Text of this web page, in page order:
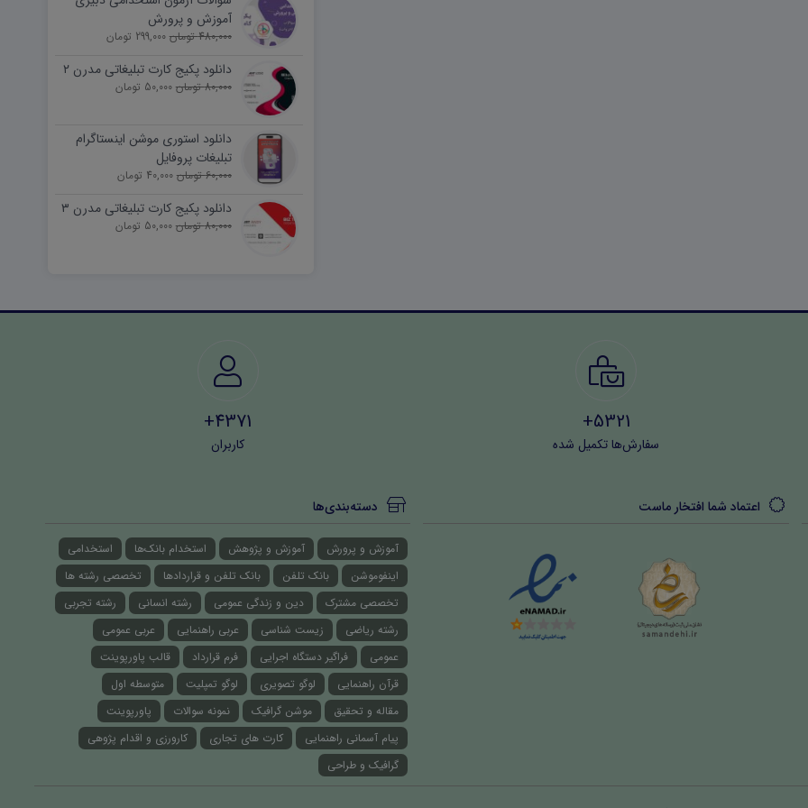
آموزش و پرورش
480,000 تومان 299,000 تومان
دانلود پکیج کارت تبلیغاتی مدرن ۲
80,000 تومان 50,000 تومان
دانلود استوری موشن اینستاگرام
تبلیغات پروفایل
60,000 تومان 40,000 تومان
دانلود پکیج کارت تبلیغاتی مدرن ۳
80,000 تومان 50,000 تومان
5321+
سفارش‌ها تکمیل شده
4371+
کاربران
اعتماد شما افتخار ماست دسته‌بندی‌ها
آموزش و پرورش آموزش و پژوهش استخدام بانک‌ها
استخدامی
اینفوموشن
بانک تلفن بانک تلفن و قراردادها
تخصصی رشته ها
تخصصی مشترک
دین و زندگی عمومی رشته انسانی
رشته تجربی
رشته ریاضی
زیست شناسی عربی راهنمایی
عربی عمومی
عمومی
فراگیر دستگاه اجرایی فرم قرارداد
قالب پاورپوینت
قرآن راهنمایی
لوگو تصویری لوگو تمپلیت
متوسطه اول
مقاله و تحقیق
موشن گرافیک نمونه سوالات
پاورپوینت
پیام آسمانی راهنمایی
کارت های تجاری
کارورزی و اقدام پژوهی
گرافیک و طراحی